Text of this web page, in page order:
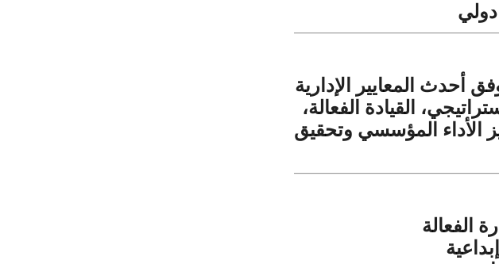
دولي
أحدث المعايير
الإدارية
القيادة الفعالة،
الأداء المؤسسي وتحقيق
الفعالة
إبداعية